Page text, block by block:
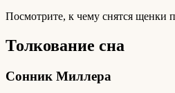
Посмотрите, к чему снятся щенки
Толкование сна
Сонник Миллера